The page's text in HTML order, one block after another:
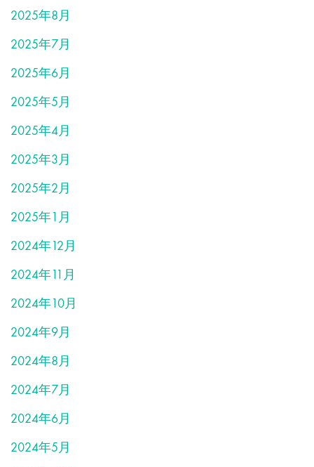
2025年8月
2025年7月
2025年6月
2025年5月
2025年4月
2025年3月
2025年2月
2025年1月
2024年12月
2024年11月
2024年10月
2024年9月
2024年8月
2024年7月
2024年6月
2024年5月